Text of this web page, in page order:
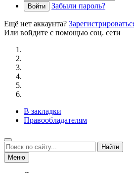
Войти Забыли пароль?
Ещё нет аккаунта?
Или войдите с помощью соц. сети
В закладки
Правообладателям
Найти
Меню